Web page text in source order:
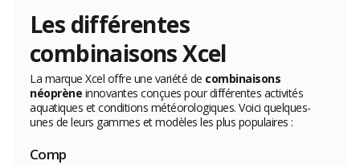
Les différentes
combinaisons Xcel
La marque Xcel offre une variété de combinaisons
néoprène innovantes conçues pour différentes activités
aquatiques et conditions météorologiques. Voici quelques-
unes de leurs gammes et modèles les plus populaires :
Comp